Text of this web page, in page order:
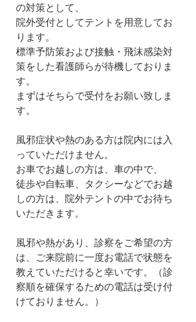
の対策として、
院外受付としてテントを用意してお
ります。
標準予防策および接触・飛沫感染対
策をした看護師らが待機しておりま
す。
まずはそちらで受付をお願い致しま
す。
風邪症状や熱のある方は院内には入
っていただけません。
お車でお越しの方は、車の中で、
徒歩や自転車、タクシーなどでお越
しの方は、院外テントの中でお待ち
いただきます。
風邪や熱があり、診察をご希望の方
は、ご来院前に一度お電話で状態を
教えていただけると幸いです。（診
察順を確保するための電話は受け付
けておりません。）